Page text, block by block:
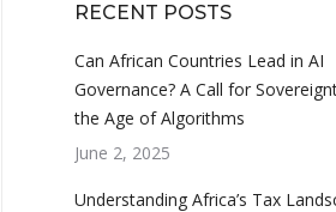
RECENT POSTS
Can African Countries Lead in AI
Governance? A Call for
the Age of Algorithms
June 2, 2025
Understanding Africa’s Tax